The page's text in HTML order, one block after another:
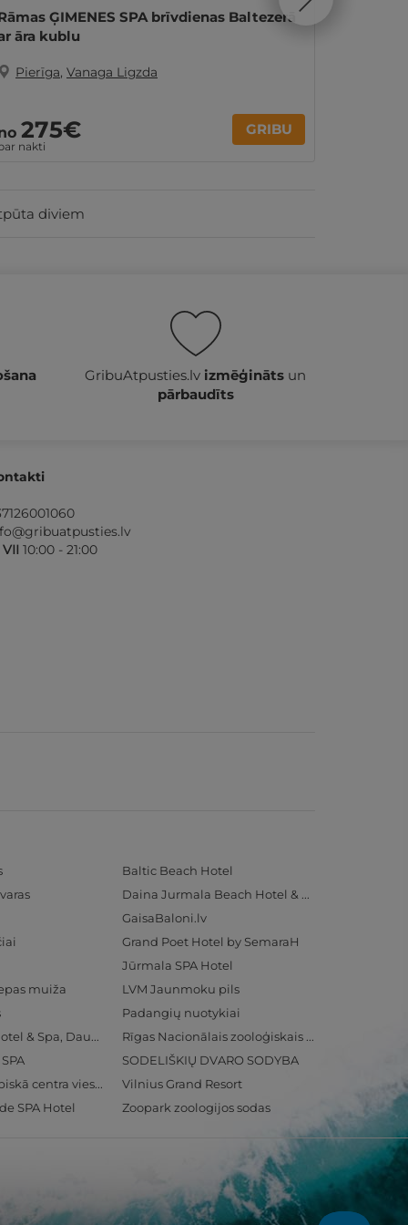
ĢIMENES SPA brīvdienas Baltezerā
āra kublu
Pierīga, Vanaga Ligzda
275€
nakti
GRIBU
diviem
GribuAtpusties.lv izmēģināts un
pārbaudīts
VII 10:00 - 21:00
Baltic Beach Hotel
Daina Jurmala Beach Hotel & SPA
GaisaBaloni.lv
Grand Poet Hotel by SemaraH
Jūrmala SPA Hotel
muiža
LVM Jaunmoku pils
Padangių nuotykiai
Radisson Blu Hotel & Spa, Daugava Riga
Rīgas Nacionālais zooloģiskais dārzs
SODELIŠKIŲ DVARO SODYBA
Ventspils Olimpiskā centra viesnīca
Vilnius Grand Resort
SPA Hotel Zoopark zoologijos sodas